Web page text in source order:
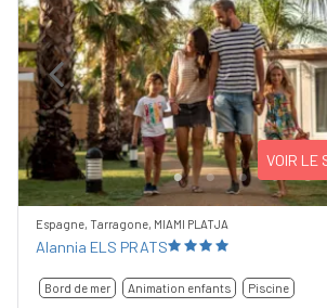
Previous
VOIR LE
Espagne, Tarragone, MIAMI PLATJA
Alannia ELS PRATS
Bord de mer Animation enfants Piscine